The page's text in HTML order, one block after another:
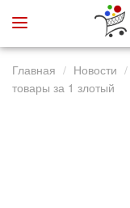
Главная Новости
товары за 1 злотый